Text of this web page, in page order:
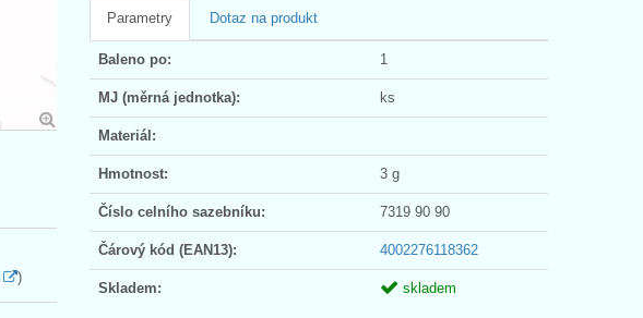
Parametry Dotaz na produkt
Baleno po: 1
MJ (měrná jednotka): ks
Materiál:
Hmotnost: 3 g
Číslo celního sazebníku: 7319 90 90
Čárový kód (EAN13): 4002276118362
Skladem: skladem
)